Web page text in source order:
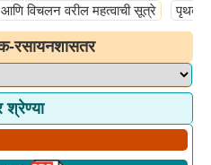
आणि विचलन वरील महत्वाची सूत्रे
रसायनशासतर
श्रेण्या